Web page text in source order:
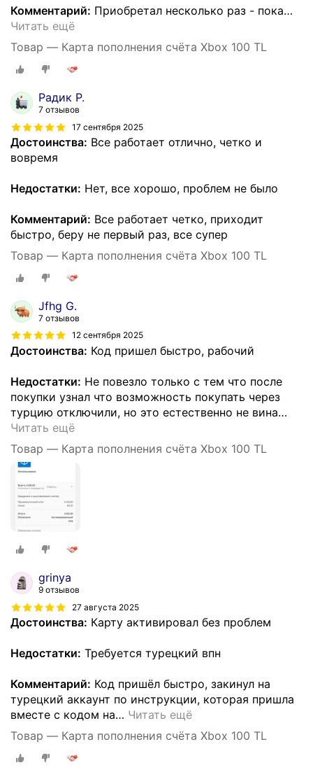
Комментарий: Приобретал несколько раз - пока…
Читать ещё
Товар — Карта пополнения счёта Xbox 100 TL
Радик Р.
7 отзывов
17 сентября 2025
Достоинства: Все работает отлично, четко и
вовремя
Недостатки: Нет, все хорошо, проблем не было
Комментарий: Все работает четко, приходит
быстро, беру не первый раз, все супер
Товар — Карта пополнения счёта Xbox 100 TL
Jfhg G.
7 отзывов
12 сентября 2025
Достоинства: Код пришел быстро, рабочий
Недостатки: Не повезло только с тем что после
покупки узнал что возможность покупать через
турцию отключили, но это естественно не вина…
Читать ещё
Товар — Карта пополнения счёта Xbox 100 TL
grinya
9 отзывов
27 августа 2025
Достоинства: Карту активировал без проблем
Недостатки: Требуется турецкий впн
Комментарий: Код пришёл быстро, закинул на
турецкий аккаунт по инструкции, которая пришла
вместе с кодом на… Читать ещё
Товар — Карта пополнения счёта Xbox 100 TL